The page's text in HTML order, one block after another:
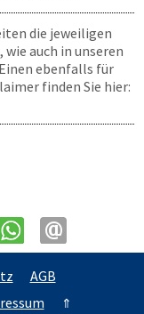
die jeweiligen
auch in unseren
ebenfalls für
finden Sie hier:
AGB
⇑